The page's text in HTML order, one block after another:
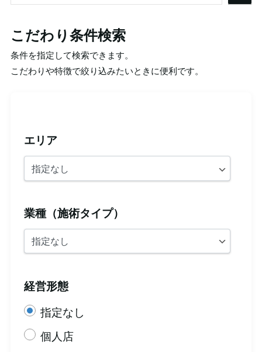
こだわり条件検索
条件を指定して検索できます。
こだわりや特徴で絞り込みたいときに便利です。
エリア
業種（施術タイプ）
経営形態
指定なし
個人店